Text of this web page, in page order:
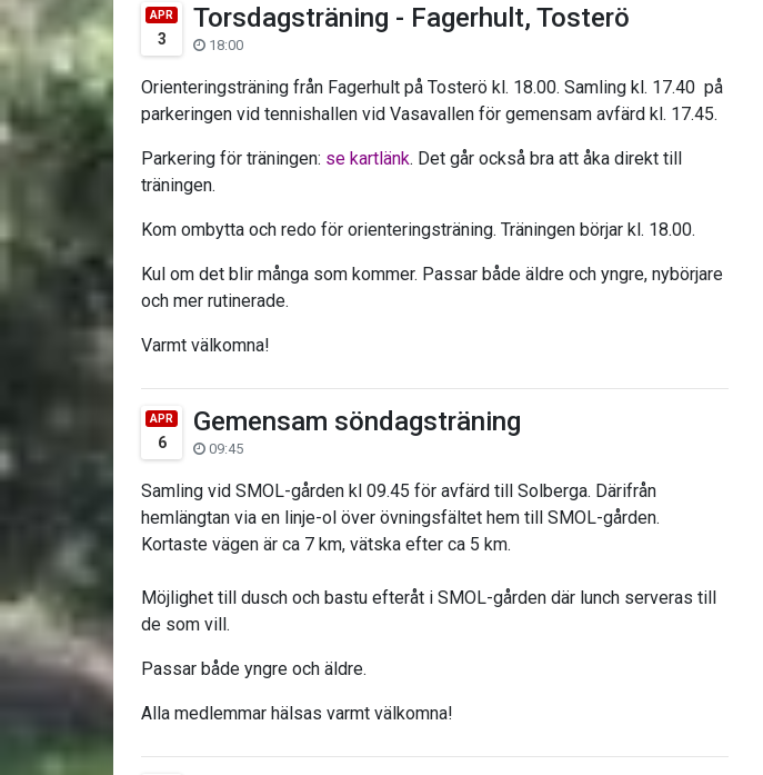
APR
3
Torsdagsträning - Fagerhult, Tosterö
18:00
Orienteringsträning från Fagerhult på Tosterö kl. 18.00. Samling kl. 17.40 på
parkeringen vid tennishallen vid Vasavallen för gemensam avfärd kl. 17.45.
Parkering för träningen: se kartlänk. Det går också bra att åka direkt till
träningen.
Kom ombytta och redo för orienteringsträning. Träningen börjar kl. 18.00.
Kul om det blir många som kommer. Passar både äldre och yngre, nybörjare
och mer rutinerade.
Varmt välkomna!
APR
6
Gemensam söndagsträning
09:45
Samling vid SMOL-gården kl 09.45 för avfärd till Solberga. Därifrån
hemlängtan via en linje-ol över övningsfältet hem till SMOL-gården.
Kortaste vägen är ca 7 km, vätska efter ca 5 km.
Möjlighet till dusch och bastu efteråt i SMOL-gården där lunch serveras till
de som vill.
Passar både yngre och äldre.
Alla medlemmar hälsas varmt välkomna!